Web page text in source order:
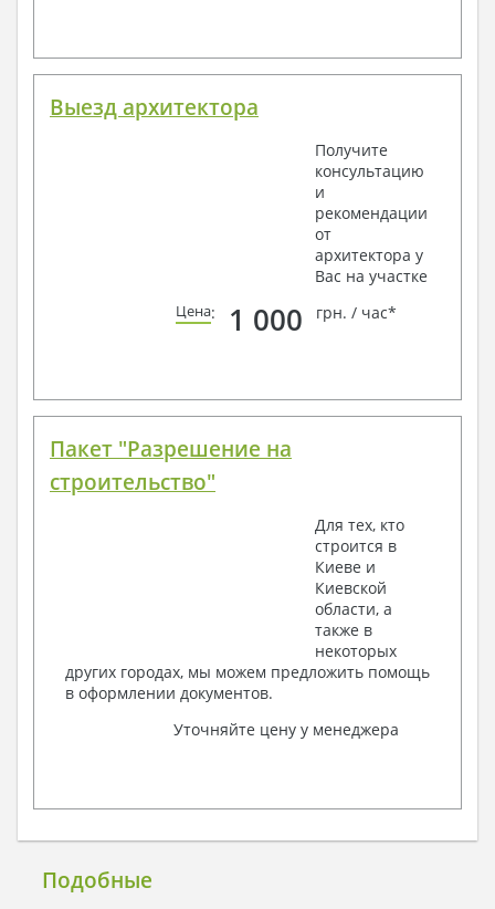
Выезд архитектора
Получите
консультацию
и
рекомендации
от
архитектора у
Вас на участке
Цена: 1 000 грн. / час*
Пакет "Разрешение на
строительство"
Для тех, кто
строится в
Киеве и
Киевской
области, а
также в
некоторых
других городах, мы можем предложить помощь
в оформлении документов.
Уточняйте цену у менеджера
Подобные